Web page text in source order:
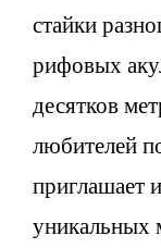
стайки
рифовых
десятков
любителей
приглашает
уникальных